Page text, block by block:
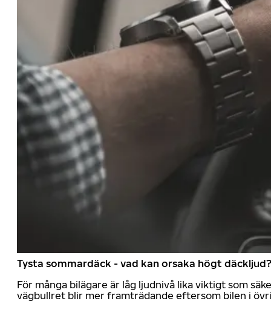
Tysta sommardäck - vad kan orsaka högt däckljud?
För många bilägare är låg ljudnivå lika viktigt som
vägbullret blir mer framträdande eftersom bilen i